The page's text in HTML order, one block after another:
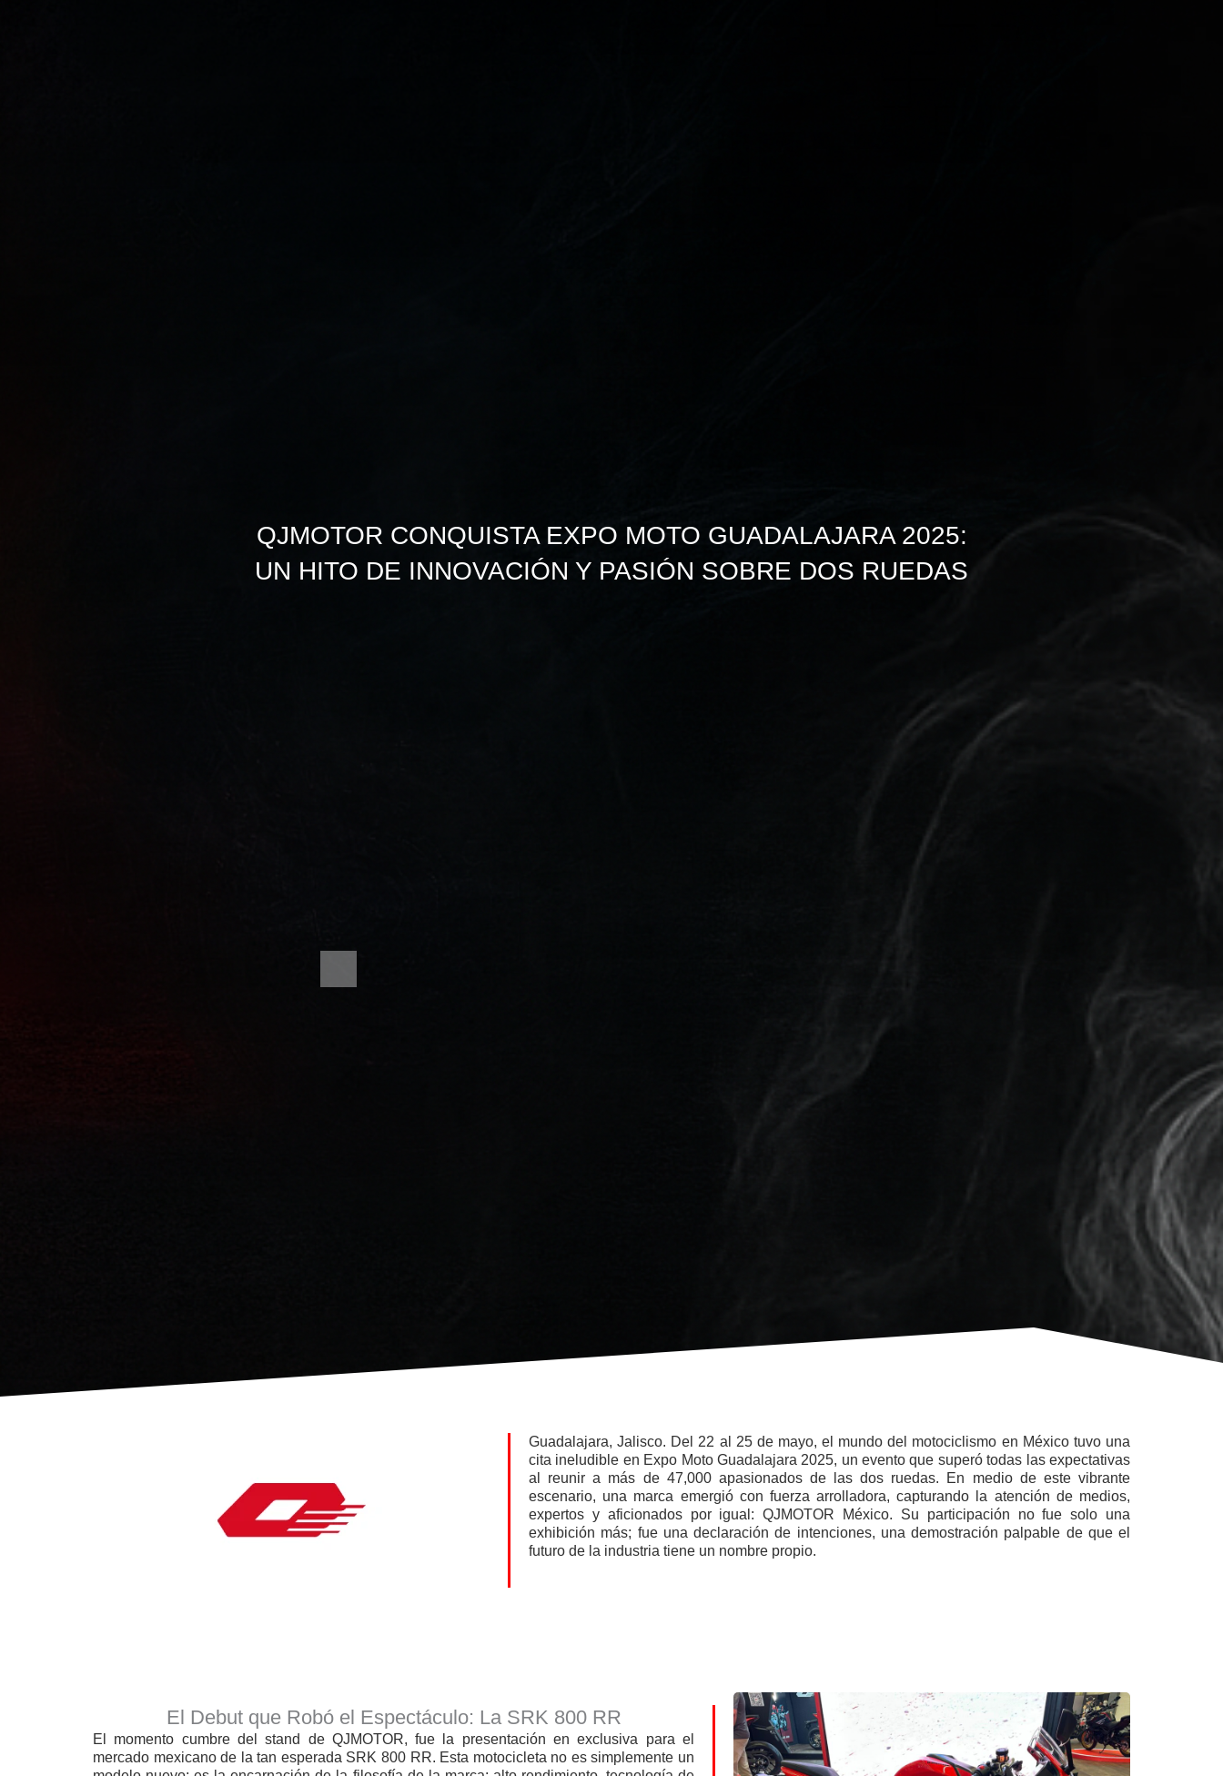
QJMOTOR CONQUISTA EXPO MOTO GUADALAJARA 2025:
UN HITO DE INNOVACIÓN Y PASIÓN SOBRE DOS RUEDAS
Guadalajara, Jalisco. Del 22 al 25 de mayo, el mundo del motociclismo en México tuvo una
cita ineludible en Expo Moto Guadalajara 2025, un evento que superó todas las expectativas
al reunir a más de 47,000 apasionados de las dos ruedas. En medio de este vibrante
escenario, una marca emergió con fuerza arrolladora, capturando la atención de medios,
expertos y aficionados por igual: QJMOTOR México. Su participación no fue solo una
exhibición más; fue una declaración de intenciones, una demostración palpable de que el
futuro de la industria tiene un nombre propio.
El Debut que Robó el Espectáculo: La SRK 800 RR
El momento cumbre del stand de QJMOTOR, fue la presentación en exclusiva para el
mercado mexicano de la tan esperada SRK 800 RR. Esta motocicleta no es simplemente un